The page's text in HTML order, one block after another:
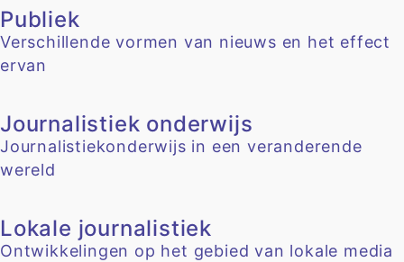
Publiek
Verschillende vormen van nieuws en het effect
ervan
Journalistiek onderwijs
Journalistiekonderwijs in een veranderende
wereld
Lokale journalistiek
Ontwikkelingen op het gebied van lokale media